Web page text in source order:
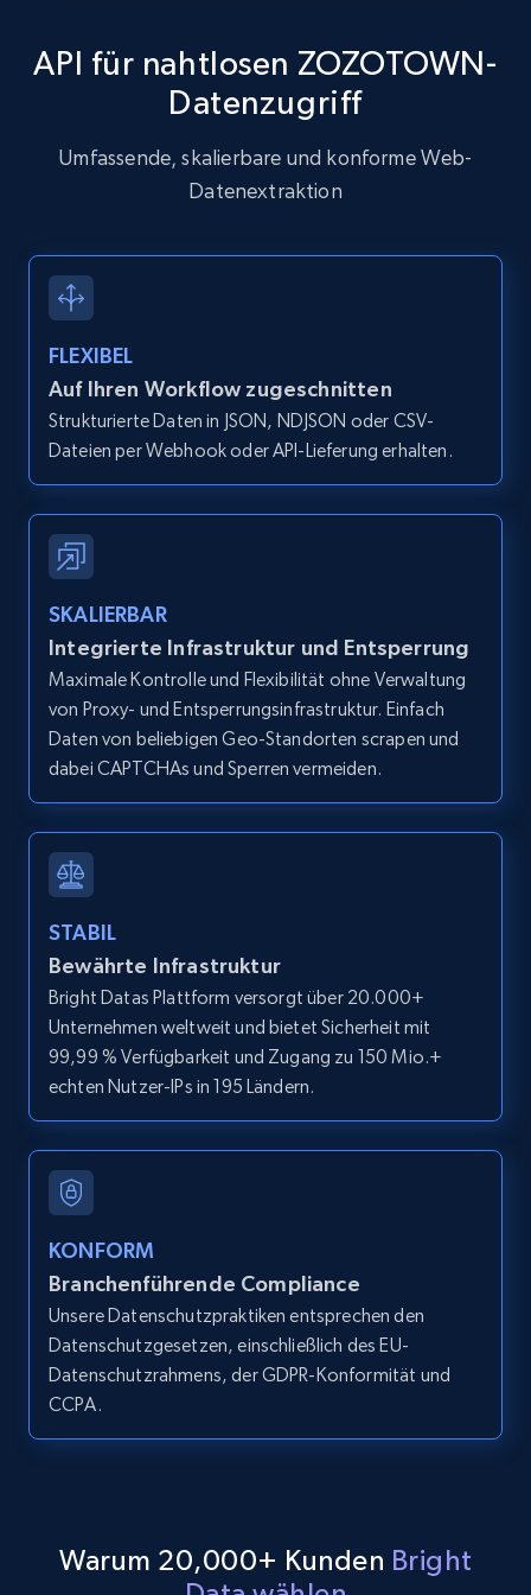
Zillow properties listing information
Zpid, City, State, HomeStatus, Address,
IsListingClaimedByCurrentSignedInUser,
IsCurrentSignedInAgentResponsible, Bedrooms,
Zillow properties listing information -
Discover by custom filters - location, home
type and status
IsCurrentSignedInAgentResponsible, Bedrooms,
and more.
12.1K+ 1.3K+ Gratis testen
Zillow properties listing information -
Zpid, City, State, HomeStatus, Address,
IsListingClaimedByCurrentSignedInUser,
and more.
12.1K+ 1.3K+ Gratis testen
URL, ID, User id, Use url, Title, Headline, Post
text, Date posted, and more.
11.3K+
LinkedIn posts - Discover user's articles by
URL
API für nahtlosen ZOZOTOWN-
Datenzugriff
Umfassende, skalierbare und konforme Web-
Datenextraktion
FLEXIBEL
Auf Ihren Workflow zugeschnitten
Strukturierte Daten in JSON, NDJSON oder CSV-
Dateien per Webhook oder API-Lieferung erhalten.
SKALIERBAR
Integrierte Infrastruktur und Entsperrung
Maximale Kontrolle und Flexibilität ohne Verwaltung
von Proxy- und Entsperrungsinfrastruktur. Einfach
Daten von beliebigen Geo-Standorten scrapen und
dabei CAPTCHAs und Sperren vermeiden.
STABIL
Bewährte Infrastruktur
Bright Datas Plattform versorgt über 20.000+
Unternehmen weltweit und bietet Sicherheit mit
99,99 % Verfügbarkeit und Zugang zu 150 Mio.+
echten Nutzer-IPs in 195 Ländern.
KONFORM
Branchenführende Compliance
Unsere Datenschutzpraktiken entsprechen den
Datenschutzgesetzen, einschließlich des EU-
Datenschutzrahmens, der GDPR-Konformität und
CCPA.
Warum 20,000+ Kunden Bright